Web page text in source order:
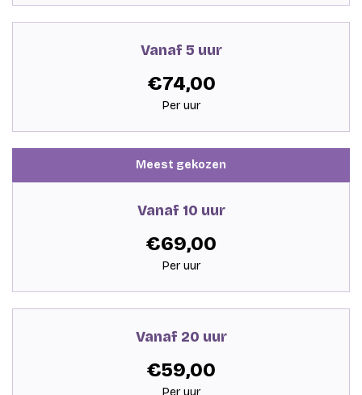
Vanaf 5 uur
€74,00
Per uur
Meest gekozen
Vanaf 10 uur
€69,00
Per uur
Vanaf 20 uur
€59,00
Per uur